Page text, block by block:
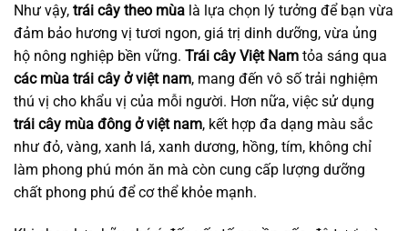
Như vậy, trái cây theo mùa là lựa chọn lý tưởng để bạn vừa
đảm bảo hương vị tươi ngon, giá trị dinh dưỡng, vừa ủng
hộ nông nghiệp bền vững. Trái cây Việt Nam tỏa sáng qua
các mùa trái cây ở việt nam, mang đến vô số trải nghiệm
thú vị cho khẩu vị của mỗi người. Hơn nữa, việc sử dụng
trái cây mùa đông ở việt nam, kết hợp đa dạng màu sắc
như đỏ, vàng, xanh lá, xanh dương, hồng, tím, không chỉ
làm phong phú món ăn mà còn cung cấp lượng dưỡng
chất phong phú để cơ thể khỏe mạnh.